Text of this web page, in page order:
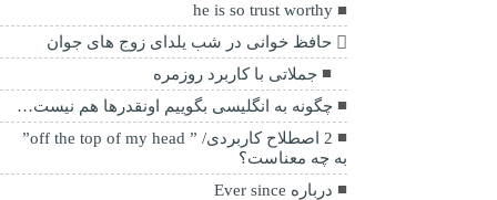
he is so trust worthy
حافظ خوانی در شب یلدای زوج های جوان
جملاتی با کاربرد روزمره
چگونه به انگلیسی بگوییم اونقدرها هم نیست…
2 اصطلاح کاربردی/ ” off the top of my head”
به چه معناست؟
درباره Ever since